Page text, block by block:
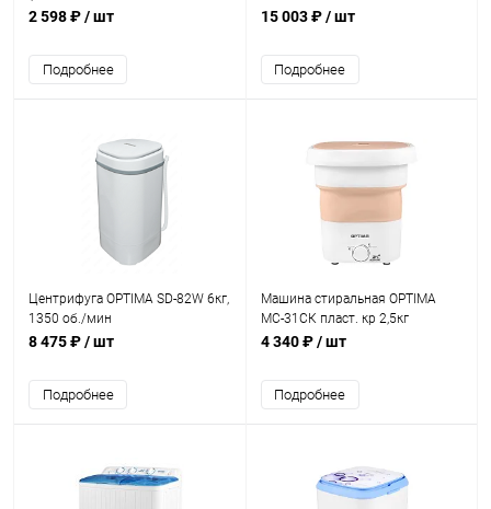
28 м²)
2 598 ₽/ шт
Подробнее
15 003 ₽/ шт
Подробнее
Центрифуга OPTIMA SD-82W 6кг,
1350 об./мин
8 475 ₽/ шт
Подробнее
Машина стиральная OPTIMA
МС-31СК пласт. кр 2,5кг
складная, оранж
4 340 ₽/ шт
Подробнее